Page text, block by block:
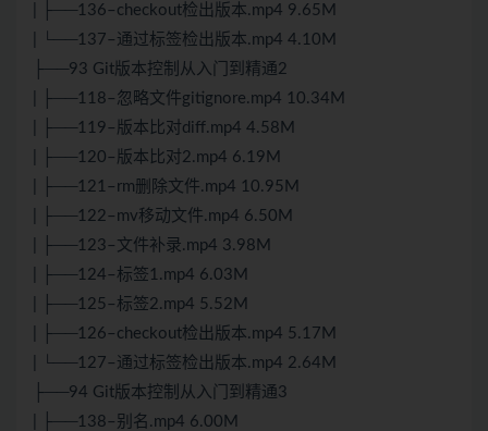
| ├──136–checkout检出版本.mp4 9.65M
| └──137–通过标签检出版本.mp4 4.10M
├──93 Git版本控制从入门到精通2
| ├──118–忽略文件gitignore.mp4 10.34M
| ├──119–版本比对diff.mp4 4.58M
| ├──120–版本比对2.mp4 6.19M
| ├──121–rm删除文件.mp4 10.95M
| ├──122–mv移动文件.mp4 6.50M
| ├──123–文件补录.mp4 3.98M
| ├──124–标签1.mp4 6.03M
| ├──125–标签2.mp4 5.52M
| ├──126–checkout检出版本.mp4 5.17M
| └──127–通过标签检出版本.mp4 2.64M
├──94 Git版本控制从入门到精通3
| ├──138–别名.mp4 6.00M